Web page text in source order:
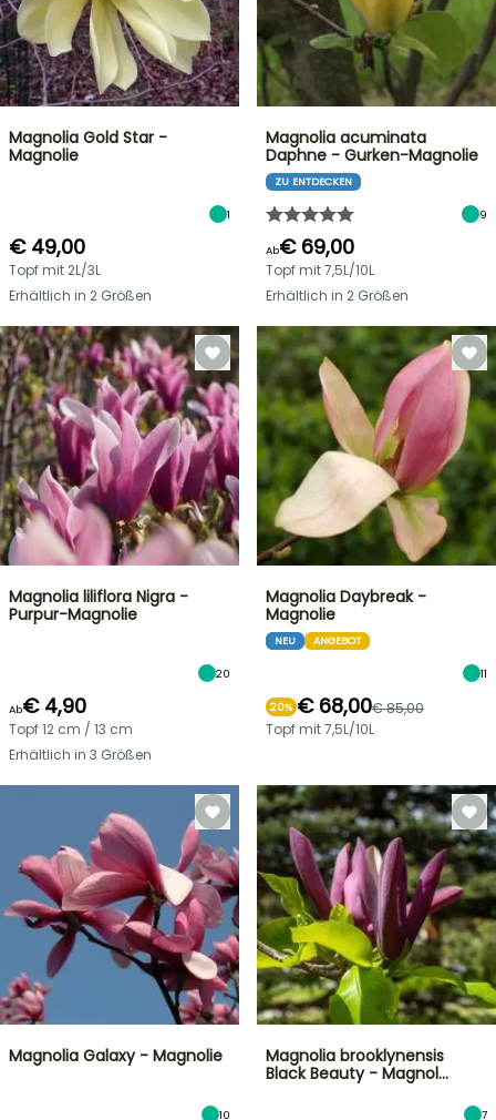
Magnolia Gold Star -
Magnolie
1
€ 49,00
Topf mit 2L/3L
Erhältlich in 2 Größen
Magnolia acuminata
Daphne - Gurken-Magnolie
ZU ENTDECKEN
9
Ab€ 69,00
Topf mit 7,5L/10L
Erhältlich in 2 Größen
Magnolia liliflora Nigra -
Purpur-Magnolie
20
Ab€ 4,90
Topf 12 cm / 13 cm
Erhältlich in 3 Größen
Magnolia Daybreak -
Magnolie
NEU ANGEBOT
11
20% € 68,00€ 85,00
Topf mit 7,5L/10L
Magnolia Galaxy - Magnolie
10
Magnolia brooklynensis
Black Beauty - Magnol…
7